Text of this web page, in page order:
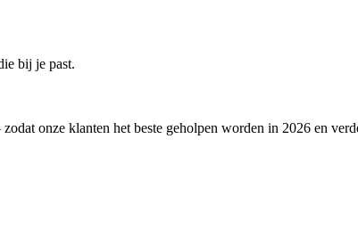
bij je past.
zodat onze klanten het beste geholpen worden in 2026 en